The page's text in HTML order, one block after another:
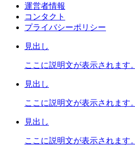
運営者情報
コンタクト
プライバシーポリシー
見出し
ここに説明文が表示されます。
見出し
ここに説明文が表示されます。
見出し
ここに説明文が表示されます。